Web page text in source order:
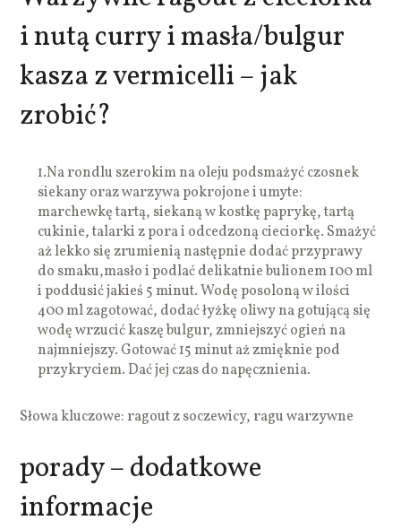
i nutą curry i masła/bulgur
kasza z vermicelli – jak
zrobić?
1.Na rondlu szerokim na oleju podsmażyć czosnek
siekany oraz warzywa pokrojone i umyte:
marchewkę tartą, siekaną w kostkę paprykę, tartą
cukinie, talarki z pora i odcedzoną cieciorkę. Smażyć
aż lekko się zrumienią następnie dodać przyprawy
do smaku,masło i podlać delikatnie bulionem 100 ml
i poddusić jakieś 5 minut. Wodę posoloną w ilości
400 ml zagotować, dodać łyżkę oliwy na gotującą się
wodę wrzucić kaszę bulgur, zmniejszyć ogień na
najmniejszy. Gotować 15 minut aż zmięknie pod
przykryciem. Dać jej czas do napęcznienia.
Słowa kluczowe: ragout z soczewicy, ragu warzywne
porady – dodatkowe
informacje